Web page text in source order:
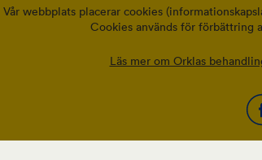
Vår webbplats placerar cookies
Cookies används för förbättring
Läs mer om Orklas